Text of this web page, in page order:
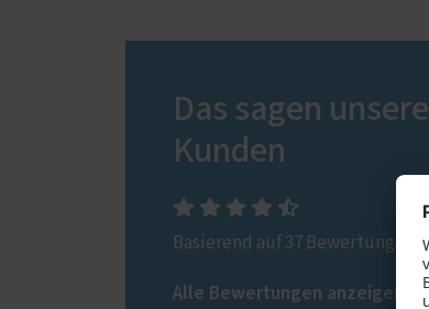
Das sagen unsere
Kunden
Basierend auf 37 Bewertungen.
Alle Bewertungen anzeigen